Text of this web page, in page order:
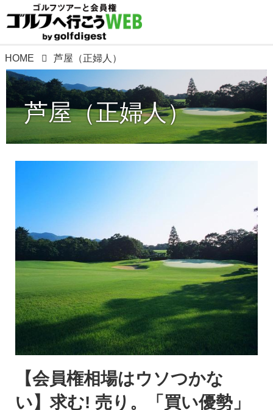
HOME 芦屋（正婦人）
芦屋（正婦人）
【会員権相場はウソつかな
い】求む! 売り。「買い優勢」